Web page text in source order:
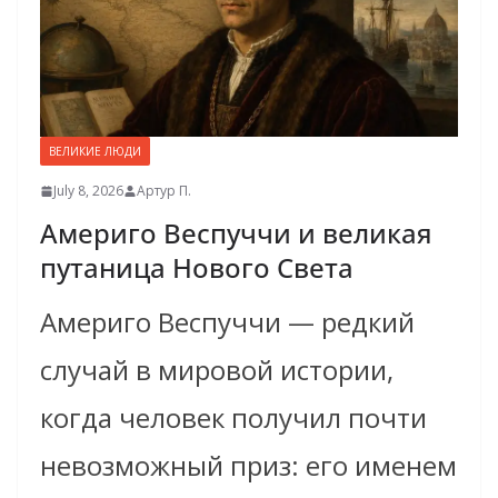
ВЕЛИКИЕ ЛЮДИ
July 8, 2026 Артур П.
Америго Веспуччи и великая
путаница Нового Света
Америго Веспуччи — редкий
случай в мировой истории,
когда человек получил почти
невозможный приз: его именем